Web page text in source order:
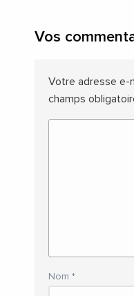
Vos
Votre adresse e-
champs
Nom *